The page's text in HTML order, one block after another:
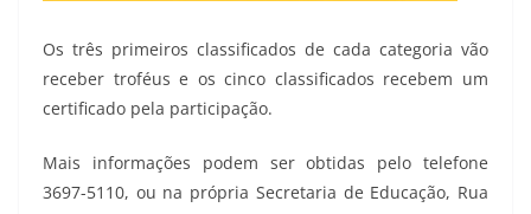
Os três primeiros classificados de cada categoria vão
receber troféus e os cinco classificados recebem um
certificado pela participação.
Mais informações podem ser obtidas pelo telefone
3697-5110, ou na própria Secretaria de Educação, Rua